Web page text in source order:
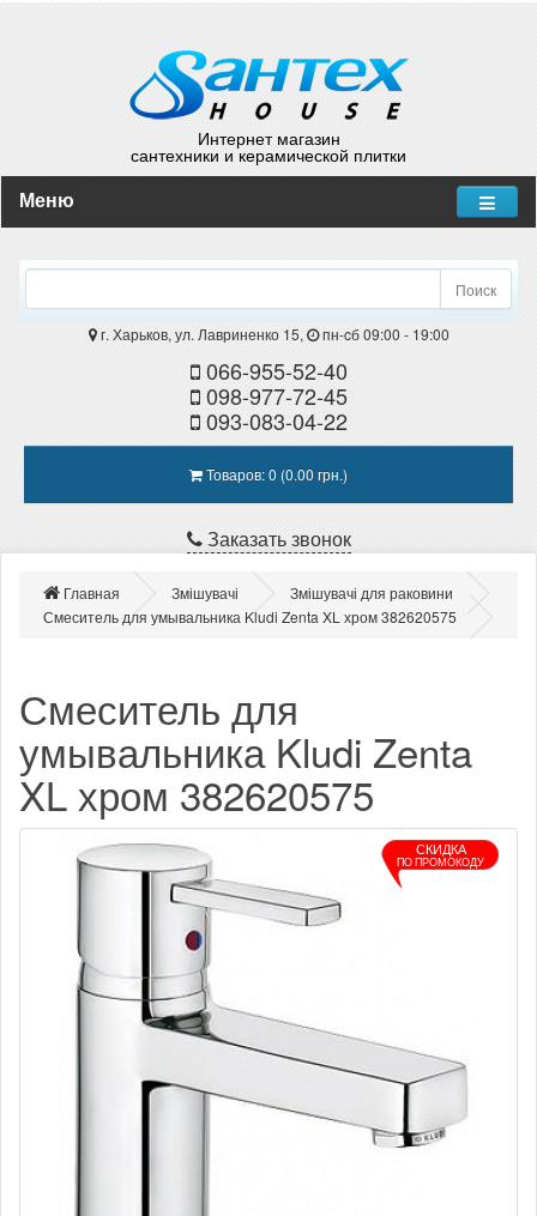
Интернет магазин
сантехники и керамической плитки
Меню
Поиск
г. Харьков, ул. Лавриненко 15, пн-cб 09:00 - 19:00
066-955-52-40
098-977-72-45
093-083-04-22
Товаров: 0 (0.00 грн.)
Заказать звонок
Главная Змішувачі
Змішувачі для раковини
Смеситель для умывальника Kludi Zenta XL хром 382620575
Смеситель для
умывальника Kludi Zenta
XL хром 382620575
СКИДКА
ПО ПРОМОКОДУ